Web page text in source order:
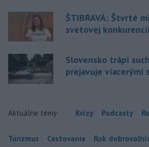
ŠTIBRAVÁ: Štvrté
svetovej
Slovensko trápi
prejavuje viacerými
Aktuálne témy: Kvízy Podcasty
Turizmus Cestovanie Rok